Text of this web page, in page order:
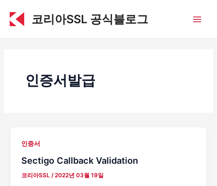
코리아SSL 공식블로그
인증서발급
인증서
Sectigo Callback Validation
코리아SSL/2022년 03월 19일